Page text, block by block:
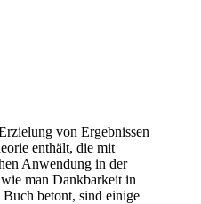
von Ergebnissen
enthält, die mit
Anwendung in der
man Dankbarkeit in
betont, sind einige